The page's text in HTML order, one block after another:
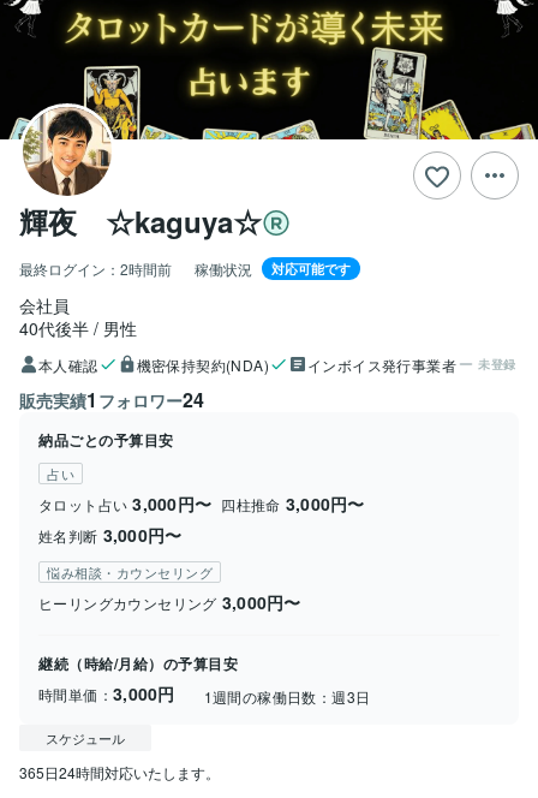
輝夜 ☆kaguya☆
最終ログイン： 2時間前 稼働状況 対応可能です
会社員
40代後半
男性
本人確認 機密保持契約(NDA) インボイス発行事業者 未登録
販売実績1 フォロワー24
納品ごとの予算目安
占い
タロット占い 3,000円〜 四柱推命 3,000円〜
姓名判断 3,000円〜
悩み相談・カウンセリング
ヒーリングカウンセリング 3,000円〜
継続（時給/月給）の予算目安
時間単価： 3,000円 1週間の稼働日数：週3日
スケジュール